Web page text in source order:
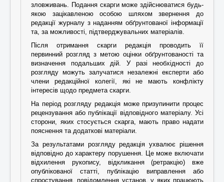
зловживань. Подання скарги може здійснюватися будь-
якою зацікавленою особою шляхом звернення до
редакції журналу з наданням обґрунтованої інформації
та, за можливості, підтверджувальних матеріалів.
Після отримання скарги редакція проводить її
первинний розгляд з метою оцінки обґрунтованості та
визначення подальших дій. У разі необхідності до
розгляду можуть залучатися незалежні експерти або
члени редакційної колегії, які не мають конфлікту
інтересів щодо предмета скарги.
На період розгляду редакція може призупинити процес
рецензування або публікації відповідного матеріалу. Усі
сторони, яких стосується скарга, мають право надати
пояснення та додаткові матеріали.
За результатами розгляду редакція ухвалює рішення
відповідно до характеру порушення. Це може включати
відхилення рукопису, відкликання (ретракцію) вже
опублікованої статті, публікацію виправлення або
спростування, повідомлення установ, у яких працюють